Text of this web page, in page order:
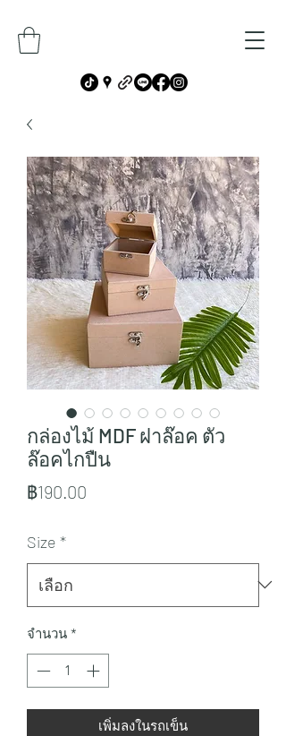
กล่องไม้ MDF ฝาล๊อค ตัว
ล๊อคไกปืน
฿190.00
Size *
จำนวน *
เพิ่มลงในรถเข็น